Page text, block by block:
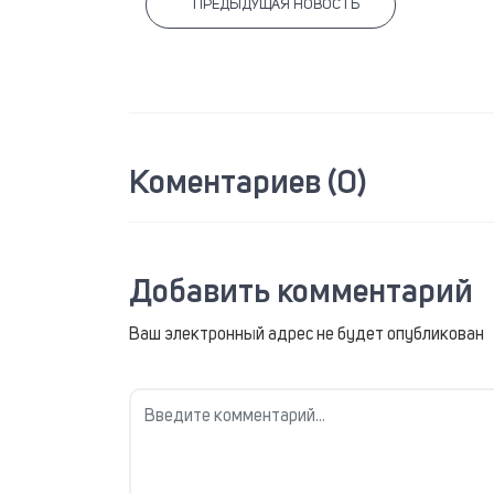
ПРЕДЫДУЩАЯ НОВОСТЬ
Коментариев (0)
Добавить комментарий
Ваш электронный адрес не будет опубликован